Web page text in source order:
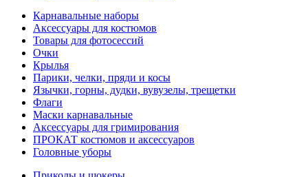
Карнавальные наборы
Аксессуары для костюмов
Товары для фотосессий
Очки
Крылья
Парики, челки, пряди и косы
Язычки, горны, дудки, вувузелы, трещетки
Флаги
Маски карнавальные
Аксессуары для гримирования
ПРОКАТ костюмов и аксессуаров
Головные уборы